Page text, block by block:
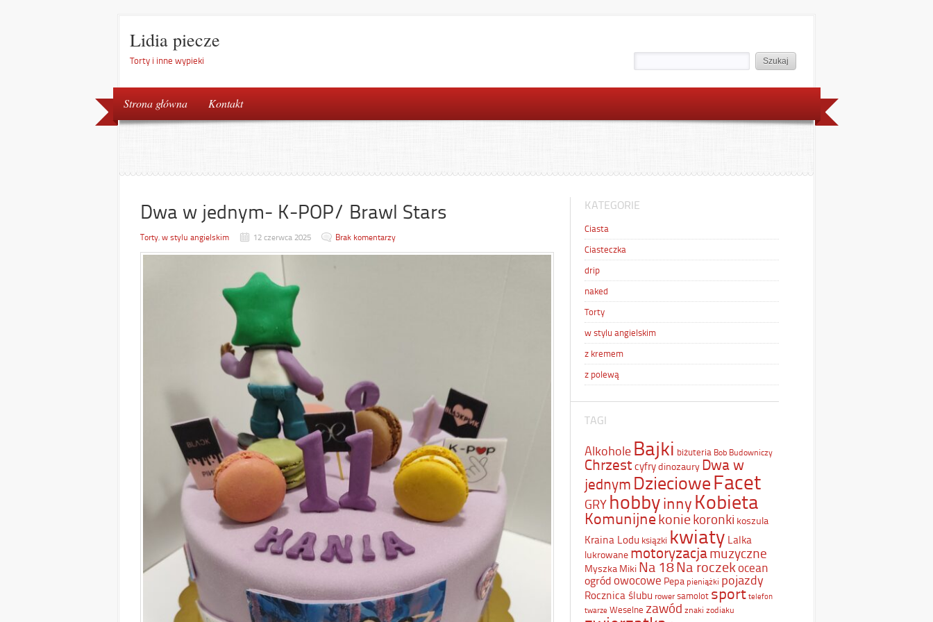
Lidia piecze
Torty i inne wypieki
Strona główna Kontakt
Dwa w jednym- K-POP/ Brawl Stars
Torty, w stylu angielskim 12 czerwca 2025 Brak komentarzy
KATEGORIE
Ciasta
Ciasteczka
drip
naked
Torty
w stylu angielskim
z kremem
z polewą
TAGI
Alkohole Bajki biżuteria Bob Budowniczy
Chrzest cyfrydinozaury Dwa w
jednym DziecioweFacet
GRY hobbyinny Kobieta
Komunijnekoniekoronki koszula
Kraina Lodu ksiązki kwiaty Lalka
lukrowane motoryzacjamuzyczne
Myszka Miki Na 18Na roczekocean
ogród owocowe Pepa pieniążki pojazdy
Rocznica ślubu rower samolot sport telefon
twarze Weselne zawód znaki zodiaku